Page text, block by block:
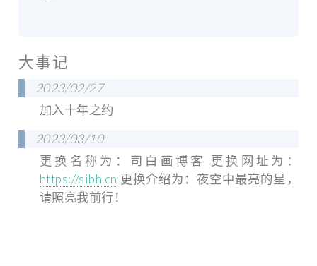
大事记
2023/02/27
加入十年之约
2023/03/10
更换名称为：司白画博客 更换网址为：
https://sibh.cn 更换介绍为：夜空中最亮的星，
请照亮我前行！